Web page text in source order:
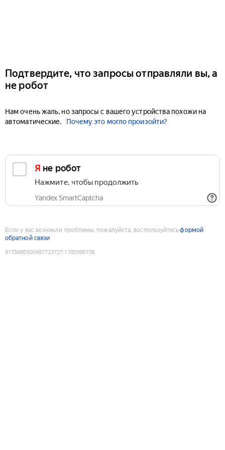
Подтвердите, что запросы отправляли вы, а
не робот
Нам очень жаль, но запросы с вашего устройства похожи на
автоматические.
Почему это могло произойти?
Я не робот
Нажмите, чтобы продолжить
Yandex SmartCaptcha
Если у вас возникли проблемы, пожалуйста, воспользуйтесьформой
обратной связи
9175680500487723727:1785995736